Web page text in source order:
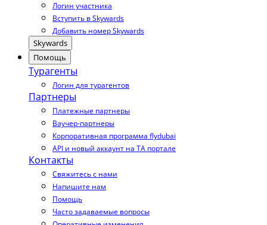
Логин участника
Вступить в Skywards
Добавить номер Skywards
Skywards
Помощь
Турагенты
Логин для турагентов
Партнеры
Платежные партнеры
Ваучер-партнеры
Корпоративная программа flydubai
API и новый аккаунт на TA портале
Контакты
Свяжитесь с нами
Напишите нам
Помощь
Часто задаваемые вопросы